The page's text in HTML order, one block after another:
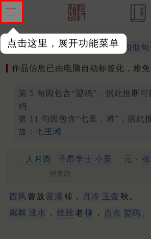
点击这里，展开功能菜单
作品 标注四声 出处、引用 相似
作品信息已由电脑自动标签化，难免
第 5 句因包含“盟鸥”，据此推断可
鸥
第 11 句因包含“七里，滩”，据此
故： 七里滩
人月圆 子昂学士 小景 元 ·
押尤韵
西风 曾放 蓝溪 棹， 月冷 玉壶 秋。
粼粼 浅水 ， 丝丝 老 柳 ， 点点 盟鸥 。